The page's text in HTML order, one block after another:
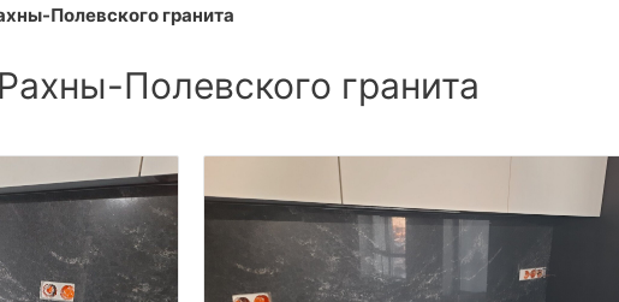
Полевского гранита
Полевского гранита